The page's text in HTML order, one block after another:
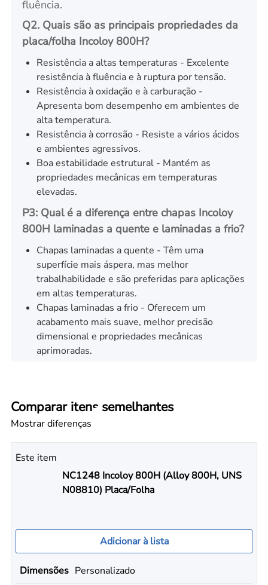
fluência.
Q2. Quais são as principais propriedades da
placa/folha Incoloy 800H?
Resistência a altas temperaturas - Excelente
resistência à fluência e à ruptura por tensão.
Resistência à oxidação e à carburação -
Apresenta bom desempenho em ambientes de
alta temperatura.
Resistência à corrosão - Resiste a vários ácidos
e ambientes agressivos.
Boa estabilidade estrutural - Mantém as
propriedades mecânicas em temperaturas
elevadas.
P3: Qual é a diferença entre chapas Incoloy
800H laminadas a quente e laminadas a frio?
Chapas laminadas a quente - Têm uma
superfície mais áspera, mas melhor
trabalhabilidade e são preferidas para aplicações
em altas temperaturas.
Chapas laminadas a frio - Oferecem um
acabamento mais suave, melhor precisão
dimensional e propriedades mecânicas
aprimoradas.
Comparar itens semelhantes
Mostrar diferenças
Este item
NC1248 Incoloy 800H (Alloy 800H, UNS
N08810) Placa/Folha
Adicionar à lista
Dimensões Personalizado